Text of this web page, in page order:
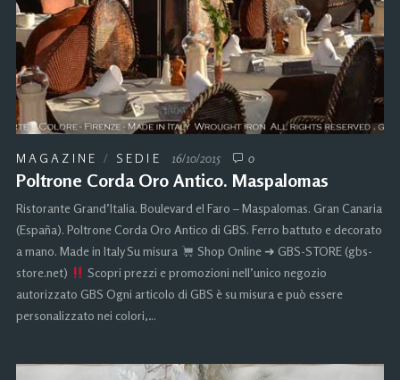
MAGAZINE / SEDIE 16/10/2015 0
Poltrone Corda Oro Antico. Maspalomas
Ristorante Grand’Italia. Boulevard el Faro – Maspalomas. Gran Canaria
(España). Poltrone Corda Oro Antico di GBS. Ferro battuto e decorato
a mano. Made in Italy Su misura
Shop Online ➜ GBS-STORE (gbs-
store.net)
Scopri prezzi e promozioni nell’unico negozio
autorizzato GBS Ogni articolo di GBS è su misura e può essere
personalizzato nei colori,…